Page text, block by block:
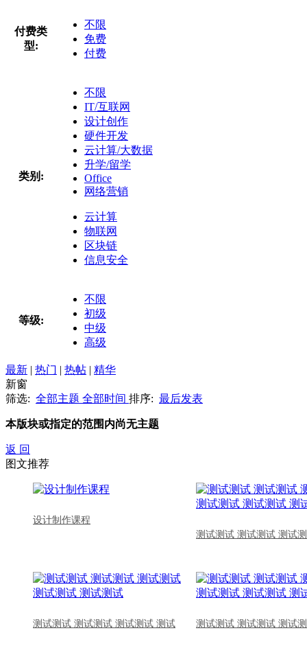
付费类
型:
不限
免费
付费
类别:
不限
IT/互联网
设计创作
硬件开发
云计算/大数据
升学/留学
Office
网络营销
云计算
物联网
区块链
信息安全
等级:
不限
初级
中级
高级
最新 | 热门 | 热帖 | 精华
新窗
筛选: 全部主题 全部时间 排序: 最后发表
本版块或指定的范围内尚无主题
返 回
图文推荐
设计制作课程
测试测试 测试测试 测试
测试测试 测试测试 测试测试 测试 测试测试 测试测试 测试